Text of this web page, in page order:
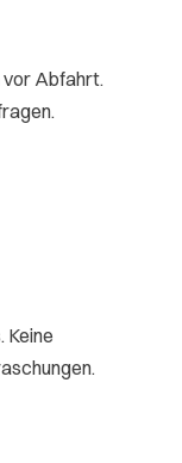
vor Abfahrt.
Keine